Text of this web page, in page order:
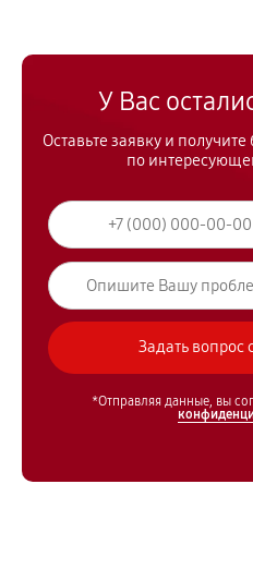
У Вас
Оставьте заявку и
по
*Отправляя данные, вы